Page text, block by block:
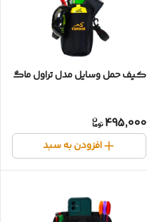
کیف حمل وسایل مدل تراول ماگ
495,000
افزودن به سبد